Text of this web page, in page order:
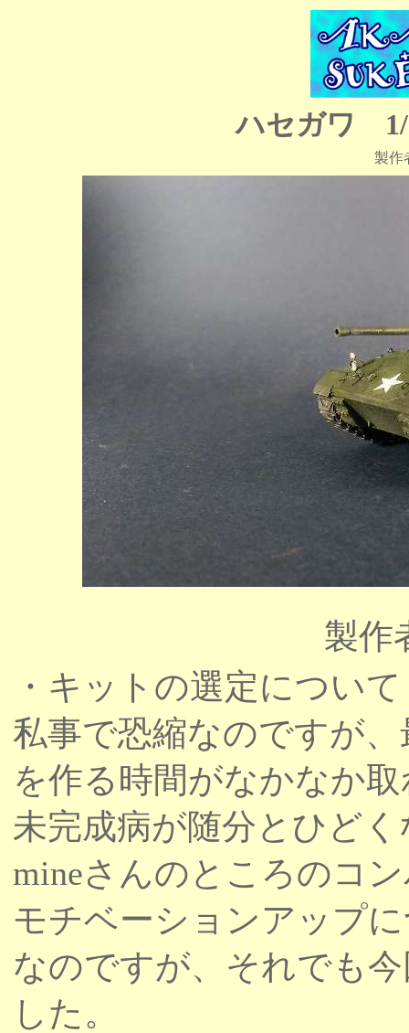
ハセガワ
製作
製作
・キットの選定について
私事で恐縮なのですが
を作る時間がなかなか
未完成病が随分とひど
mineさんのところのコ
モチベーションアップ
なのですが、それでも
した。